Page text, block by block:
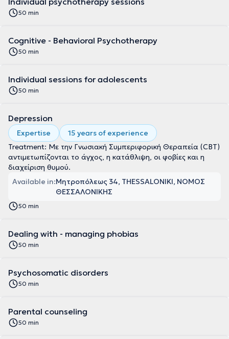
50 min
Cognitive - Behavioral Psychotherapy
50 min
Individual sessions for adolescents
50 min
Depression
Expertise
15 years of experience
Treatment: Με την Γνωσιακή Συμπεριφορική Θεραπεία (CBT)
αντιμετωπίζονται το άγχος, η κατάθλιψη, οι φοβίες και η
διαχείριση θυμού.
Available in:Μητροπόλεως 34, THESSALONIKI, ΝΟΜΟΣ
ΘΕΣΣΑΛΟΝΙΚΗΣ
50 min
Dealing with - managing phobias
50 min
Psychosomatic disorders
50 min
Parental counseling
50 min